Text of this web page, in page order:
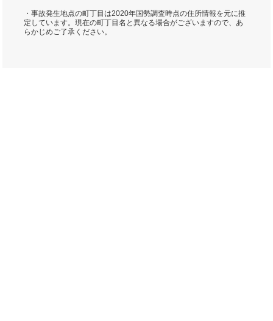
・事故発生地点の町丁目は2020年国勢調査時点の住所情報を元に推
定しています。現在の町丁目名と異なる場合がございますので、あ
らかじめご了承ください。